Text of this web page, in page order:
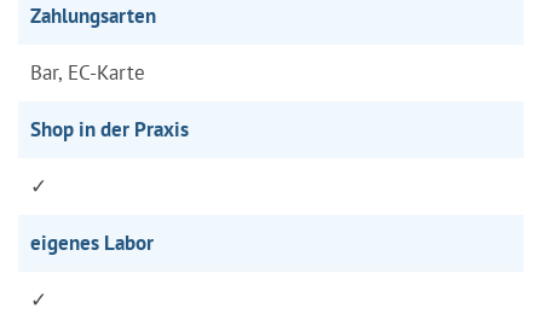
Zahlungsarten
Bar, EC-Karte
Shop in der Praxis
✓
eigenes Labor
✓